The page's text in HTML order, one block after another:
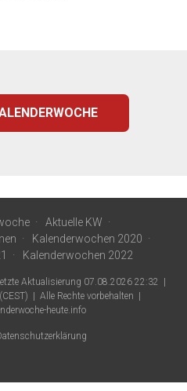
Aktuelle KW
Kalenderwochen 2020
Kalenderwochen 2022
Aktualisierung 07.08.2026 22:32
Alle Rechte vorbehalten
heute.info